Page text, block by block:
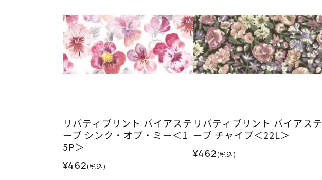
リバティプリント バイアステ
ープ シンク・オブ・ミー＜1
5P＞
¥462(税込)
リバティプリント バイアステ
ープ チャイブ＜22L＞
¥462(税込)